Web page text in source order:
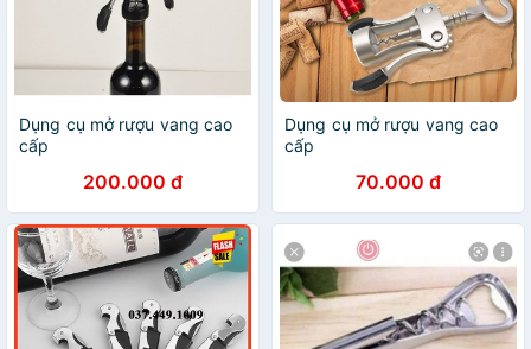
Dụng cụ mở rượu vang cao
cấp
200.000 đ
Dụng cụ mở rượu vang cao
cấp
70.000 đ